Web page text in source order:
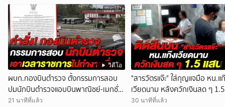
วิดีโอ
ผบก.กองบินตำรวจ ตั้งกรรมการสอบ
ปมนักบินตำรวจแอบบินพาณิชย์-เมกชั่ว
โมงบิน เบียดบังเวลาทำหน้าที่
21 นาทีที่แล้ว
"สารวัตรแจ๊ะ" ใส่กุญแจมือ หน.แ
เวียดนาม หลังควักเงินสด ๆ
ติดสินบน
30 นาทีที่แล้ว